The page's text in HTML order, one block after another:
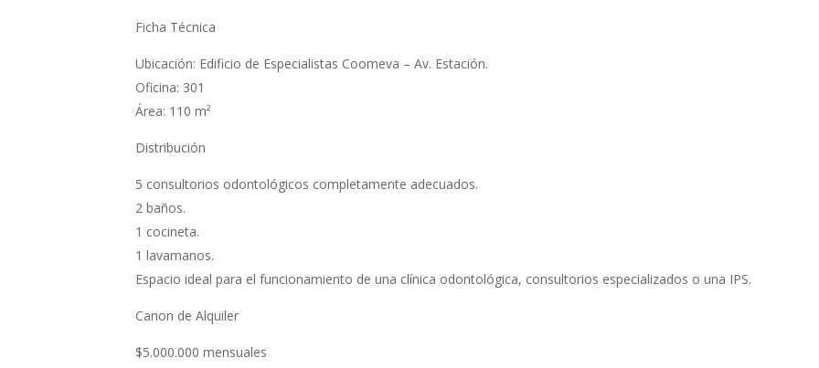
Ficha Técnica
Ubicación: Edificio de Especialistas Coomeva – Av. Estación.
Oficina: 301
Área: 110 m²
Distribución
5 consultorios odontológicos completamente adecuados.
2 baños.
1 cocineta.
1 lavamanos.
Espacio ideal para el funcionamiento de una clínica odontológica, consultorios especializados o una IPS.
Canon de Alquiler
$5.000.000 mensuales